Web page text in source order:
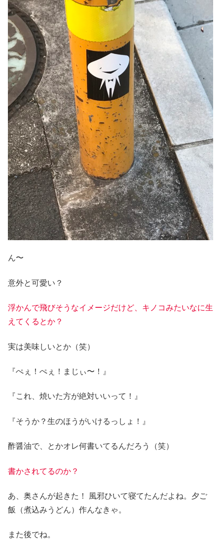
ん〜
意外と可愛い？
浮かんで飛びそうなイメージだけど、キノコみたいなに生
えてくるとか？
実は美味しいとか（笑）
『ぺぇ！ぺぇ！まじぃ〜！』
『これ、焼いた方が絶対いいって！』
『そうか？生のほうがいけるっしょ！』
酢醤油で、とかオレ何書いてるんだろう（笑）
書かされてるのか？
あ、奥さんが起きた！ 風邪ひいて寝てたんだよね。夕ご
飯（煮込みうどん）作んなきゃ。
また後でね。